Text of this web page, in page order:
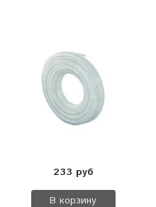
233 руб
В корзину